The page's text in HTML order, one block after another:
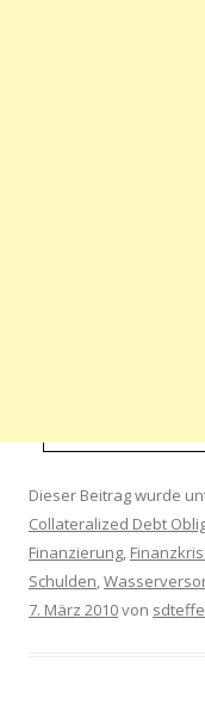
Dieser Beitrag wurde
Collateralized Debt
Finanzierung,
Schulden,
7. März 2010von